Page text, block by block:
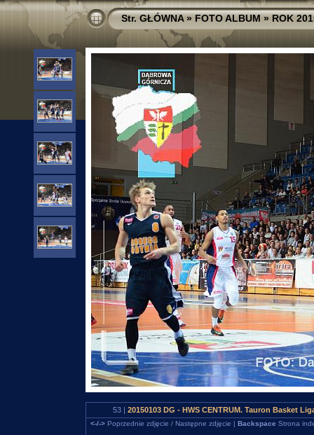
Str. GŁÓWNA»FOTO ALBUM»ROK
53 | 20150103 DG - HWS CENTRUM. Tauron Basket
<-/->Poprzednie zdjęcie / Następne zdjęcie | Backspace Strona